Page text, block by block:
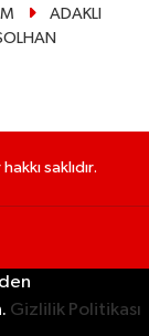
ADAKLI
saklıdır.
Gizlilik Politikası